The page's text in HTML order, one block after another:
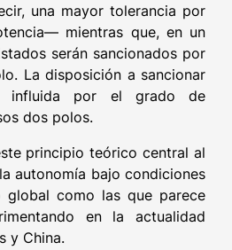
una mayor tolerancia por
mientras que, en un
serán sancionados por
La disposición a sancionar
influida por el grado de
dos polos.
principio teórico central al
autonomía bajo condiciones
global como las que parece
en la actualidad
y China.